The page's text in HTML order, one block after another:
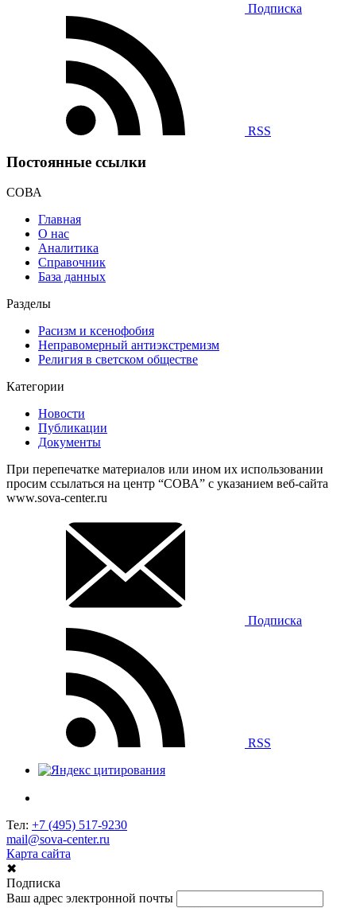
Подписка
RSS
Постоянные ссылки
СОВА
Главная
О нас
Аналитика
Справочник
База данных
Разделы
Расизм и ксенофобия
Неправомерный антиэкстремизм
Религия в светском обществе
Категории
Новости
Публикации
Документы
При перепечатке материалов или ином их использовании
просим ссылаться на центр “СОВА” с указанием веб-сайта
www.sova-center.ru
Подписка
RSS
Тел: +7 (495) 517-9230
mail@sova-center.ru
Карта сайта
✖
Подписка
Ваш адрес электронной почты